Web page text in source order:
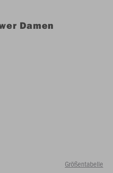
Damen
Größentabelle